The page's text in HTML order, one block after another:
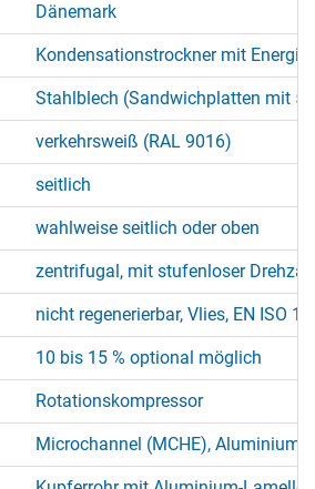
Dänemark
Kondensationstrockner mit
Stahlblech (Sandwichplatten mit
verkehrsweiß (RAL 9016)
seitlich
wahlweise seitlich oder oben
zentrifugal, mit stufenloser
nicht regenerierbar, Vlies, EN ISO
10 bis 15 % optional möglich
Rotationskompressor
Microchannel (MCHE),